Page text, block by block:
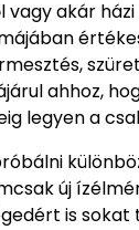
akár
ahhoz,
legyen a
új
is sokat